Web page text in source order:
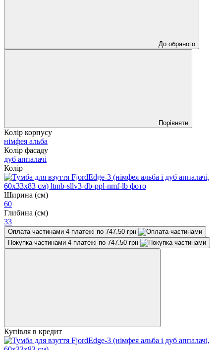
До обраного
Порівняти
Колір корпусу
німфея альба
Колір фасаду
дуб аппалачі
Колір
Ширина (см)
60
Глибина (см)
33
Оплата частинами 4 платежі по 747.50 грн
Покупка частинами 4 платежі по 747.50 грн
Купівля в кредит